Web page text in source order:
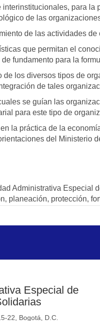
para
de las
de las actividades
que permitan el
fundamento para la
los diversos tipos de
de tales
se guían las
para este tipo de
la práctica de la
del Ministerio
Administrativa
planeación, protección,
Especial de
22, Bogotá, D.C.